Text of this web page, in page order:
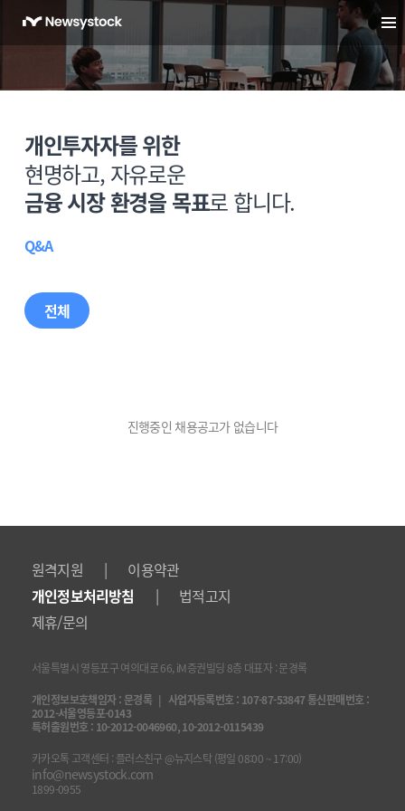
개인투자자를 위한
현명하고, 자유로운
금융 시장 환경을 목표로 합니다.
Q&A
전체
진행중인 채용공고가 없습니다
원격지원 |
이용약관
개인정보처리방침
|
법적고지
제휴/문의
서울특별시 영등포구 여의대로 66, iM증권빌딩 8층 대표자 : 문경록
개인정보보호책임자 : 문경록 | 사업자등록번호 : 107-87-53847 통신판매번호 :
2012-서울영등포-0143
특허출원번호 : 10-2012-0046960, 10-2012-0115439
카카오톡 고객센터 : 플러스친구 @뉴지스탁 (평일 08:00 ~ 17:00)
info@newsystock.com
1899-0955